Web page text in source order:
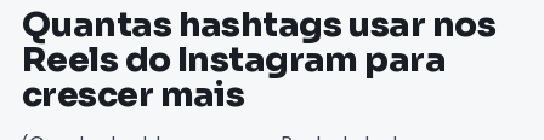
Quantas hashtags usar nos
Reels do Instagram para
crescer mais